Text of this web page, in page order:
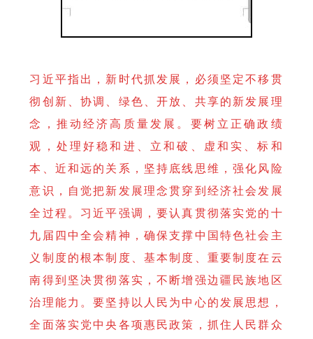
习近平指出，新时代抓发展，必须坚定不移贯
彻创新、协调、绿色、开放、共享的新发展理
念，推动经济高质量发展。要树立正确政绩
观，处理好稳和进、立和破、虚和实、标和
本、近和远的关系，坚持底线思维，强化风险
意识，自觉把新发展理念贯穿到经济社会发展
全过程。习近平强调，要认真贯彻落实党的十
九届四中全会精神，确保支撑中国特色社会主
义制度的根本制度、基本制度、重要制度在云
南得到坚决贯彻落实，不断增强边疆民族地区
治理能力。要坚持以人民为中心的发展思想，
全面落实党中央各项惠民政策，抓住人民群众